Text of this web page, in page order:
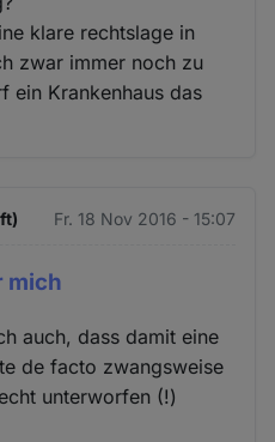
klare rechtslage in
zwar immer noch zu
ein Krankenhaus das
Fr. 18 Nov 2016 - 15:07
mich
auch, dass damit eine
de facto zwangsweise
unterworfen (!)